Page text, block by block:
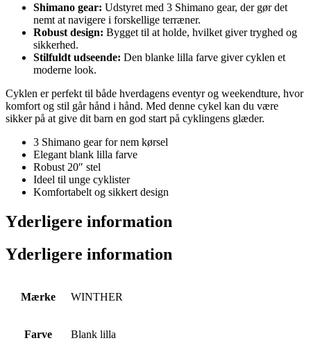
Shimano gear: Udstyret med 3 Shimano gear, der gør det
nemt at navigere i forskellige terræner.
Robust design: Bygget til at holde, hvilket giver tryghed og
sikkerhed.
Stilfuldt udseende: Den blanke lilla farve giver cyklen et
moderne look.
Cyklen er perfekt til både hverdagens eventyr og weekendture, hvor
komfort og stil går hånd i hånd. Med denne cykel kan du være
sikker på at give dit barn en god start på cyklingens glæder.
3 Shimano gear for nem kørsel
Elegant blank lilla farve
Robust 20″ stel
Ideel til unge cyklister
Komfortabelt og sikkert design
Yderligere information
Yderligere information
Mærke WINTHER
Farve Blank lilla